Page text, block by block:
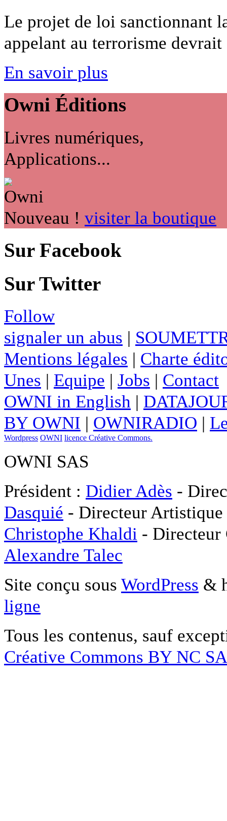
Le projet de loi sanctionnant
appelant au terrorisme
En savoir plus
Owni Éditions
Livres numériques,
Applications...
Nouveau ! visiter la boutique
Sur Facebook
Sur Twitter
Follow
signaler un abus |
Mentions légales | Charte
Unes | Equipe | Jobs | Contact
OWNI in English |
BY OWNI | OWNIRADIO |
Wordpress OWNI licence Créative Commons.
OWNI SAS
Président : Didier Adès -
Dasquié - Directeur
Christophe Khaldi -
Alexandre Talec
Site conçu sous WordPress &
ligne
Tous les contenus, sauf
Créative Commons BY NC SA